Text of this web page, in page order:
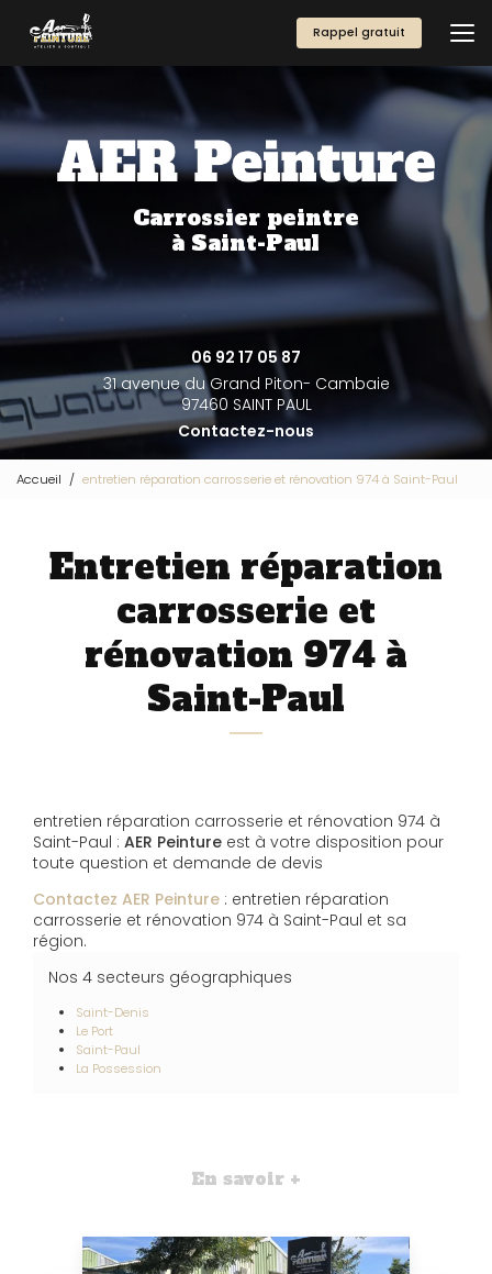
contenu
principal
Rappel gratuit
Carrossier peintre
à Saint-Paul
06 92 17 05 87
31 avenue du Grand Piton- Cambaie
97460 SAINT PAUL
Contactez-nous
Accueil entretien réparation carrosserie et rénovation 974 à Saint-Paul
Entretien réparation
carrosserie et
rénovation 974 à
Saint-Paul
entretien réparation carrosserie et rénovation 974 à
Saint-Paul : AER Peinture est à votre disposition pour
toute question et demande de devis
Contactez AER Peinture : entretien réparation
carrosserie et rénovation 974 à Saint-Paul et sa
région.
Nos 4 secteurs géographiques
Saint-Denis
Le Port
Saint-Paul
La Possession
En savoir +